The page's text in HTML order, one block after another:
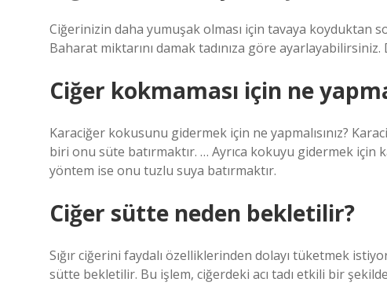
Ciğerinizin daha yumuşak olması için tavaya koyduktan
Baharat miktarını damak tadınıza göre
Ciğer kokmaması için ne
Karaciğer kokusunu gidermek için ne yapmalısınız?
biri onu süte batırmaktır. … Ayrıca kokuyu gidermek
yöntem ise onu tuzlu suya batırmaktır.
Ciğer sütte neden bekletilir?
Sığır ciğerini faydalı özelliklerinden dolayı tüketmek
sütte bekletilir. Bu işlem, ciğerdeki acı tadı etkili bir